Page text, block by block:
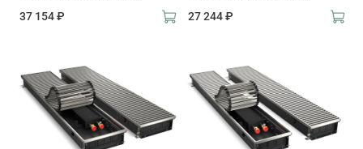
37 154 ₽
27 244 ₽